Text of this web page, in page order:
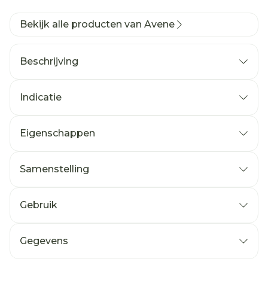
Bekijk alle producten van Avene
Beschrijving
Indicatie
Eigenschappen
Samenstelling
Gebruik
Gegevens